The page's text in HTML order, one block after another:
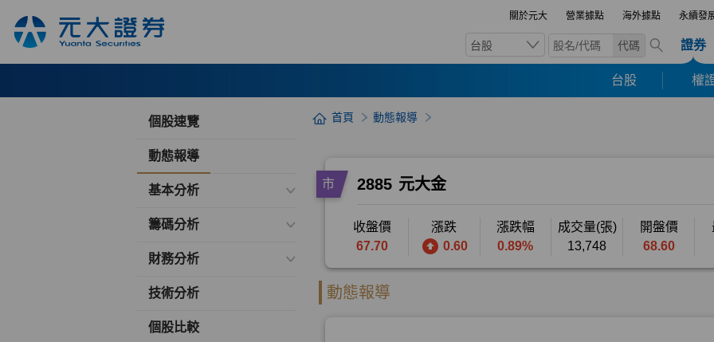
關於元大 營業據點 海外據點 永續發
台股 代碼 證券
台股 權
個股速覽
動態報導
基本分析
籌碼分析
財務分析
技術分析
個股比較
首頁 動態報導